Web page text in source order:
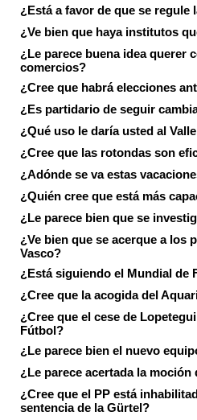
¿Está a favor de que se regule
¿Ve bien que haya institutos
¿Le parece buena idea querer
comercios?
¿Cree que habrá elecciones
¿Es partidario de seguir
¿Qué uso le daría usted al
¿Cree que las rotondas son
¿Adónde se va estas
¿Quién cree que está más
¿Le parece bien que se
¿Ve bien que se acerque a los
Vasco?
¿Está siguiendo el Mundial de
¿Cree que la acogida del
¿Cree que el cese de
Fútbol?
¿Le parece bien el nuevo
¿Le parece acertada la moción
¿Cree que el PP está
sentencia de la Gürtel?